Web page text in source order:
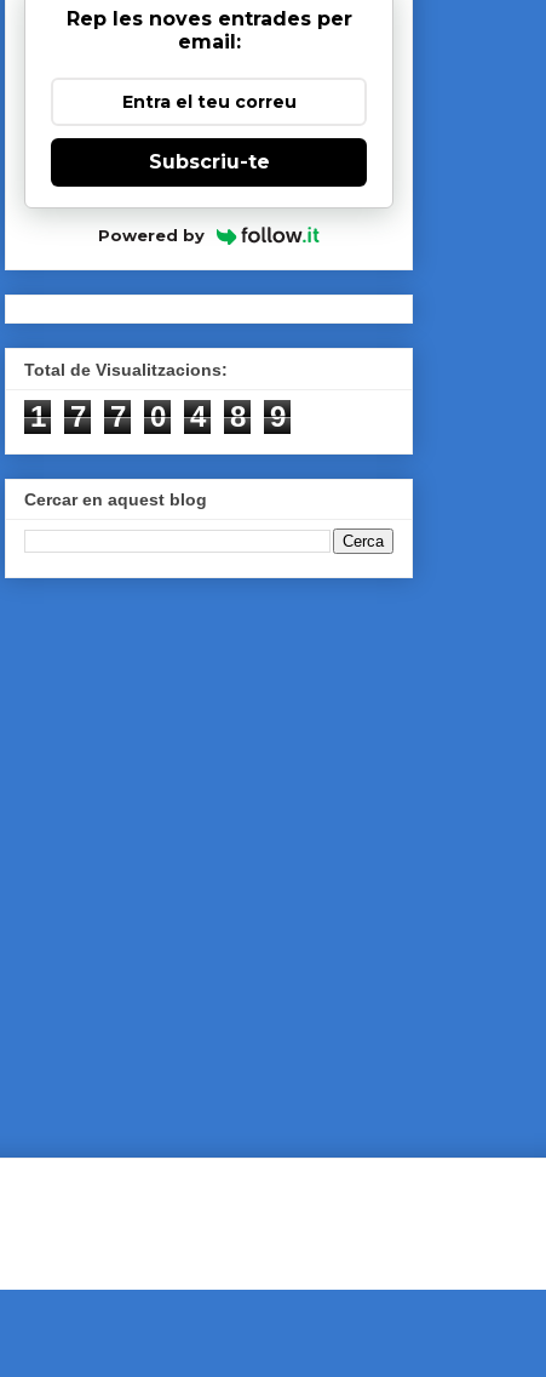
Rep les noves entrades per
email:
Subscriu-te
Powered by
Total de Visualitzacions:
1 7 7 0 4 8 9
Cercar en aquest blog